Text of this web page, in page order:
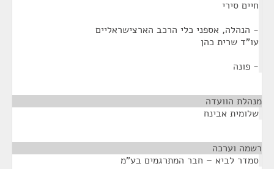
חיים סירי
- הנהלה, אספני כלי הרכב הארצישראליים
עו"ד שרית כהן
- פונה
מנהלת הוועדה
שלומית אבינח
רשמה וערכה
סמדר לביא – חבר המתרגמים בע"מ